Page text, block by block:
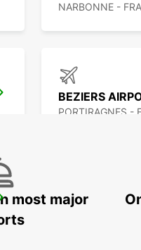
NARBONNE -
BEZIERS
PORTIRAGNES -
CASTRES
most major